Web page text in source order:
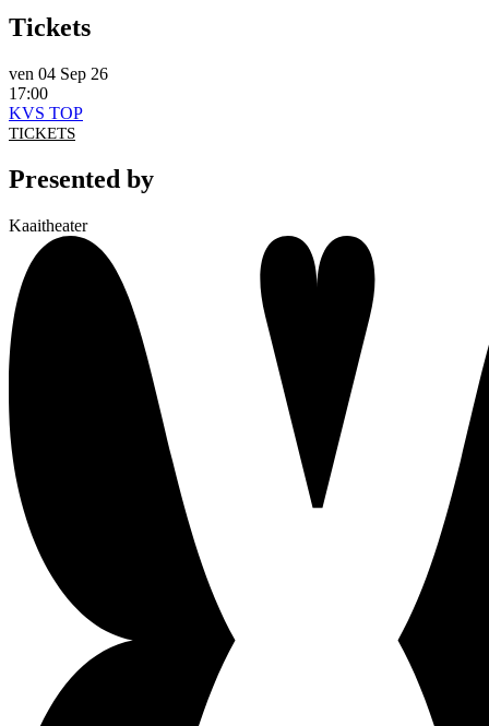
Tickets
ven 04 Sep 26
17:00
KVS TOP
TICKETS
Presented by
Kaaitheater